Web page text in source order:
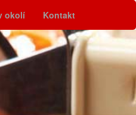
okolí Kontakt